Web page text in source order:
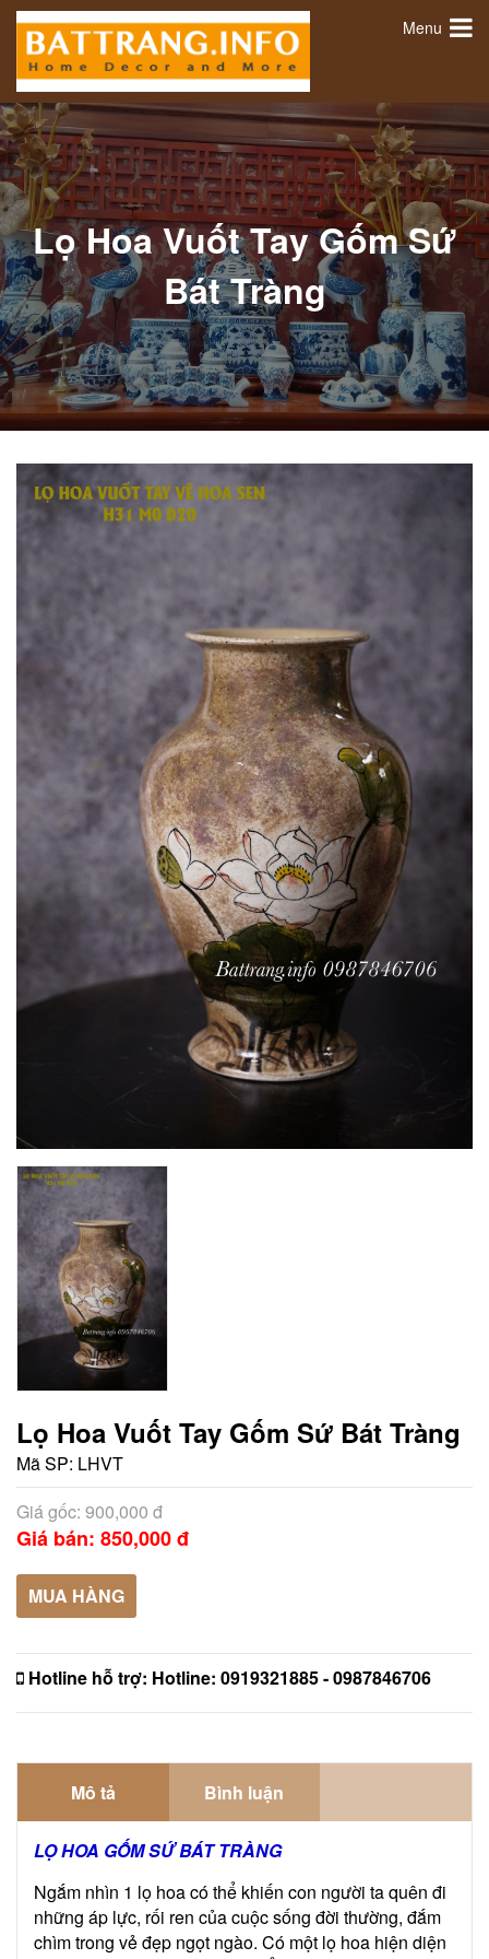
Menu
Lọ Hoa Vuốt Tay Gốm Sứ
Bát Tràng
Lọ Hoa Vuốt Tay Gốm Sứ Bát Tràng
Mã SP: LHVT
Giá gốc: 900,000 đ
Giá bán: 850,000 đ
MUA HÀNG
Hotline hỗ trợ: Hotline: 0919321885 - 0987846706
Mô tả Bình luận
LỌ HOA GỐM SỨ BÁT TRÀNG
Ngắm nhìn 1 lọ hoa có thể khiến con người ta quên đi
những áp lực, rối ren của cuộc sống đời thường, đắm
chìm trong vẻ đẹp ngọt ngào. Có một lọ hoa hiện diện